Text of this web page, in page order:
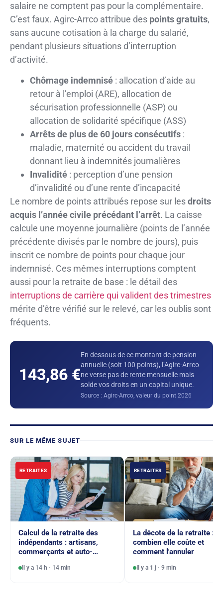
salaire ne comptent pas pour la complémentaire.
C’est faux. Agirc-Arrco attribue des points gratuits,
sans aucune cotisation à la charge du salarié,
pendant plusieurs situations d’interruption
d’activité.
Chômage indemnisé : allocation d’aide au
retour à l’emploi (ARE), allocation de
sécurisation professionnelle (ASP) ou
allocation de solidarité spécifique (ASS)
Arrêts de plus de 60 jours consécutifs :
maladie, maternité ou accident du travail
donnant lieu à indemnités journalières
Invalidité : perception d’une pension
d’invalidité ou d’une rente d’incapacité
Le nombre de points attribués repose sur lesdroits
acquis l’année civile précédant l’arrêt. La caisse
calcule une moyenne journalière (points de l’année
précédente divisés par le nombre de jours), puis
inscrit ce nombre de points pour chaque jour
indemnisé. Ces mêmes interruptions comptent
aussi pour la retraite de base : le détail des
interruptions de carrière qui valident des trimestres
mérite d’être vérifié sur le relevé, car les oublis sont
fréquents.
143,86 €
En dessous de ce montant de pension
annuelle (soit 100 points), l’Agirc-Arrco
ne verse pas de rente mensuelle mais
solde vos droits en un capital unique.
Source : Agirc-Arrco, valeur du point 2026
SUR LE MÊME SUJET
RETRAITES
Calcul de la retraite des
indépendants : artisans,
commerçants et auto-
Il y a 14 h · 14 min
RETRAITES
La décote de la retraite :
combien elle coûte et
comment l'annuler
Il y a 1 j · 9 min